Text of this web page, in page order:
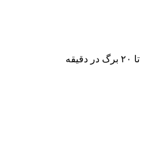
تا ۲۰ برگ در دقیقه